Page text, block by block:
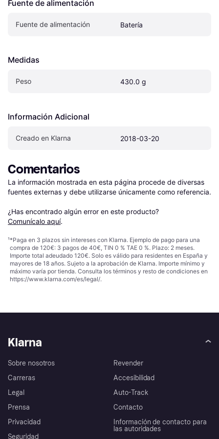
Fuente de alimentación
Fuente de alimentación Batería
Medidas
Peso 430.0 g
Información Adicional
Creado en Klarna 2018-03-20
Comentarios
La información mostrada en esta página procede de diversas
fuentes externas y debe utilizarse únicamente como referencia.
¿Has encontrado algún error en este producto?
Comunícalo aquí.
¹*Paga en 3 plazos sin intereses con Klarna. Ejemplo de pago para una
compra de 120€: 3 pagos de 40€, TIN 0 % TAE 0 %. Plazo: 2 meses.
Importe total adeudado 120€. Solo es válido para residentes en España y
mayores de 18 años. Sujeto a la aprobación de Klarna. Importe mínimo y
máximo varía por tienda. Consulta los términos y resto de condiciones en
https://www.klarna.com/es/legal/.
Klarna
Sobre nosotros
Carreras
Legal
Prensa
Privacidad
Seguridad
Revender
Accesibilidad
Auto-Track
Contacto
Información de contacto para
las autoridades